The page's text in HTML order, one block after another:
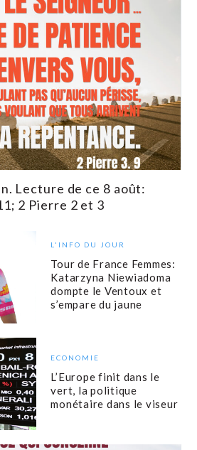
Lecture de ce 8 août:
2 Pierre 2 et 3
L'INFO DU JOUR
Tour de France Femmes:
Katarzyna Niewiadoma
dompte le Ventoux et
s’empare du jaune
ECONOMIE
L’Europe finit dans le
vert, la politique
monétaire dans le viseur